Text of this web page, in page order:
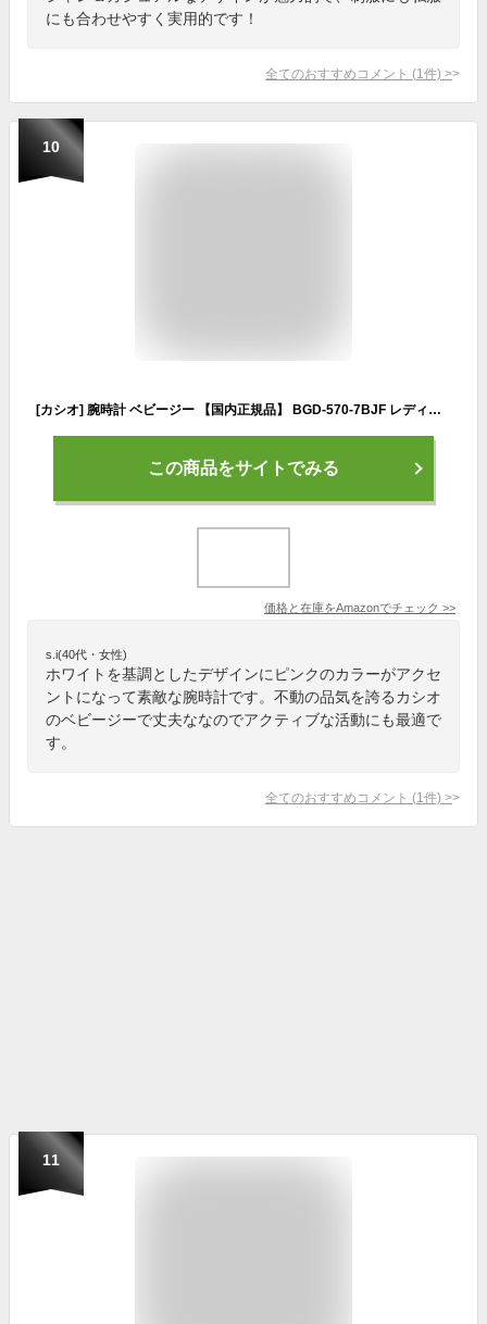
にも合わせやすく実用的です！
全てのおすすめコメント (1 件) >
10
[カシオ] 腕時計 ベビージー 【国内正規品】 BGD-570-7BJF レディース
この商品をサイトでみる
価格と在庫をAmazonでチェック >>
s.i(40代・女性)
ホワイトを基調としたデザインにピンクのカラーがアクセ
ントになって素敵な腕時計です。不動の品気を誇るカシオ
のベビージーで丈夫ななのでアクティブな活動にも最適で
す。
全てのおすすめコメント (1 件) >
11